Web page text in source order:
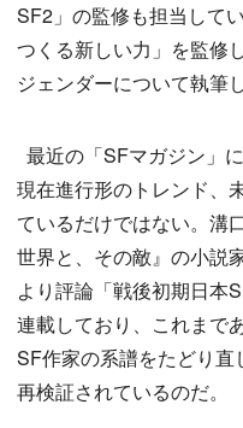
SF2」の監修も担当して
つくる新しい力」を監修
ジェンダーについて執筆
最近の「SFマガジン」
現在進行形のトレンド、
ているだけではない。溝
世界と、その敵』の小説
より評論「戦後初期日本
連載しており、これまで
SF作家の系譜をたどり直
再検証されているのだ。